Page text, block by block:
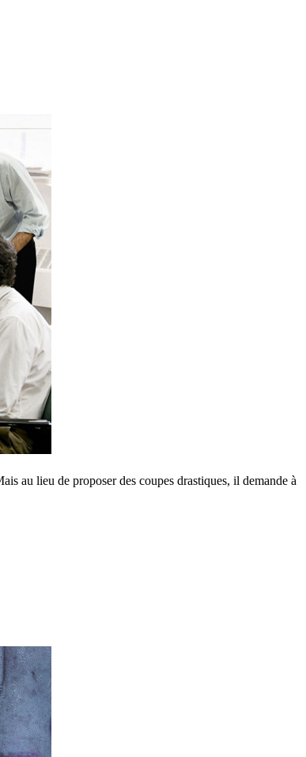
au lieu de proposer des coupes drastiques, il demande à